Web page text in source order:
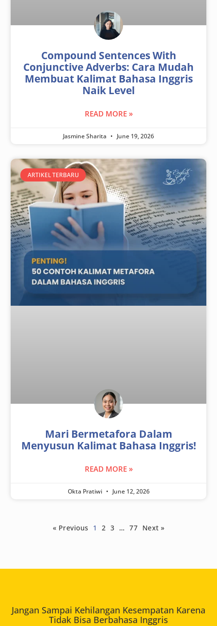
Compound Sentences With
Conjunctive Adverbs: Cara Mudah
Membuat Kalimat Bahasa Inggris
Naik Level
READ MORE »
Jasmine Sharita June 19, 2026
ARTIKEL TERBARU
Mari Bermetafora Dalam
Menyusun Kalimat Bahasa Inggris!
READ MORE »
Okta Pratiwi June 12, 2026
« Previous 1 2 3 … 77 Next »
Jangan Sampai Kehilangan Kesempatan Karena
Tidak Bisa Berbahasa Inggris